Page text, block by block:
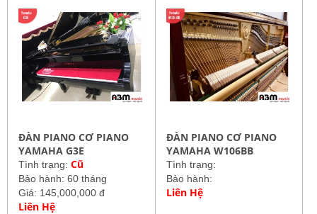
ĐÀN PIANO CƠ PIANO
YAMAHA G3E
Tình trạng: Cũ
Bảo hành: 60 tháng
Giá: 145,000,000 đ
Liên Hệ
ĐÀN PIANO CƠ PIANO
YAMAHA W106BB
Tình trạng:
Bảo hành:
Liên Hệ